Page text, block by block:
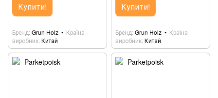
Купити!
Бренд Grun Holz
Країна
виробник Китай
Купити!
Бренд Grun Holz
Країна
виробник Китай